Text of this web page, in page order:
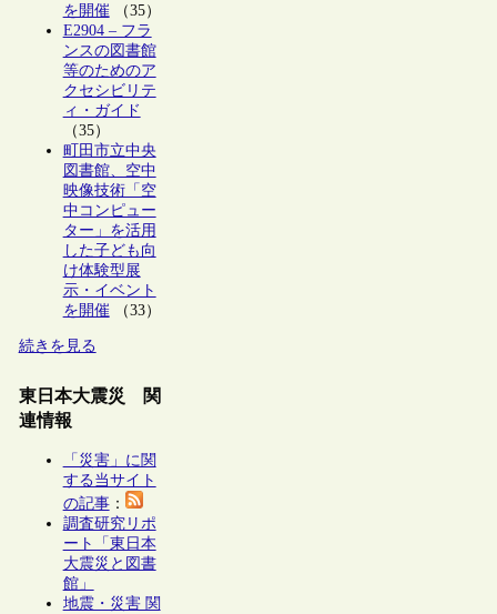
を開催（35）
E2904 – フラ
ンスの図書館
等のためのア
クセシビリテ
ィ・ガイド
（35）
町田市立中央
図書館、空中
映像技術「空
中コンピュー
ター」を活用
した子ども向
け体験型展
示・イベント
を開催（33）
続きを見る
東日本大震災 関
連情報
「災害」に関
する当サイト
の記事：
調査研究リポ
ート「東日本
大震災と図書
館」
地震・災害 関